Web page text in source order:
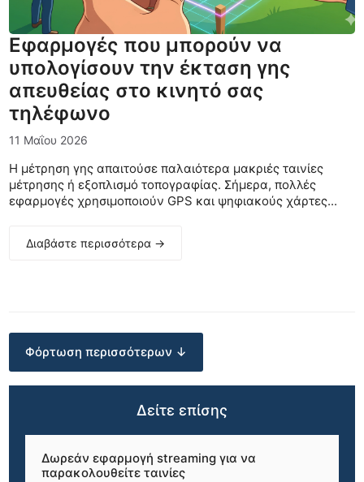
Εφαρμογές που μπορούν να
υπολογίσουν την έκταση γης
απευθείας στο κινητό σας
τηλέφωνο
11 Μαΐου 2026
Η μέτρηση γης απαιτούσε παλαιότερα μακριές ταινίες
μέτρησης ή εξοπλισμό τοπογραφίας. Σήμερα, πολλές
εφαρμογές χρησιμοποιούν GPS και ψηφιακούς χάρτες...
Διαβάστε περισσότερα →
Φόρτωση περισσότερων ↓
Δείτε επίσης
Δωρεάν εφαρμογή streaming για να
παρακολουθείτε ταινίες